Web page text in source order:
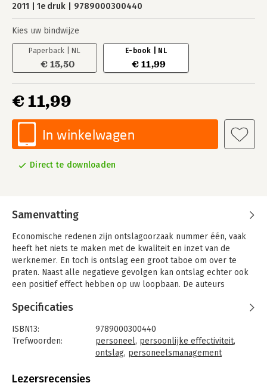
2011
1e druk 9789000300440
Kies uw bindwijze
Paperback | NL
€ 15,50
E-book | NL
€ 11,99
€ 11,99
In winkelwagen
Direct te downloaden
Samenvatting
Economische redenen zijn ontslagoorzaak nummer één, vaak
heeft het niets te maken met de kwaliteit en inzet van de
werknemer. En toch is ontslag een groot taboe om over te
praten. Naast alle negatieve gevolgen kan ontslag echter ook
een positief effect hebben op uw loopbaan. De auteurs
sterker uit kunt komen: het ontslag als opstap naar een
Specificaties
ISBN13:
9789000300440
Trefwoorden:
personeel, persoonlijke effectiviteit,
ontslag, personeelsmanagement
Bindwijze:
Lezersrecensies